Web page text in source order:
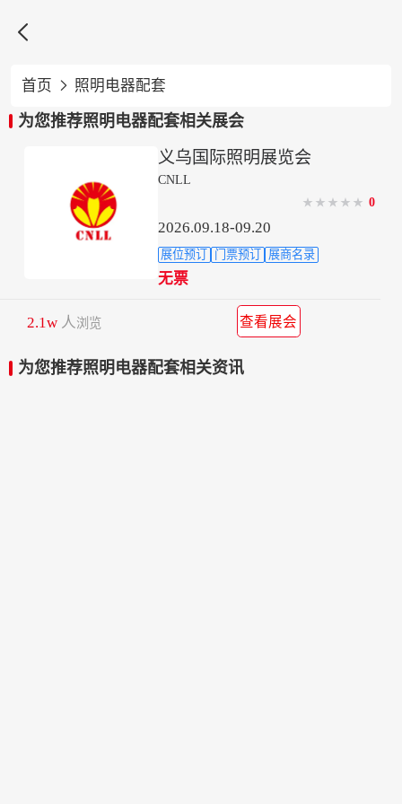

首页  照明电器配套
为您推荐照明电器配套相关展会
义乌国际照明展览会
CNLL
★ ★ ★ ★ ★ 0
2026.09.18-09.20
展位预订 门票预订 展商名录
无票
2.1w人浏览 查看展会
为您推荐照明电器配套相关资讯